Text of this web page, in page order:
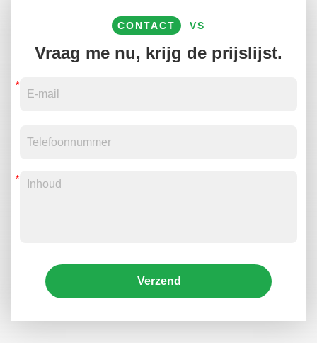
CONTACT VS
Vraag me nu, krijg de prijslijst.
Verzend